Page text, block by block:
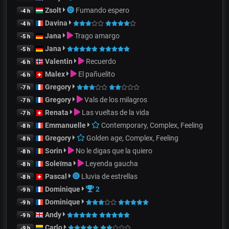
-4 h Zsolt Fumando espero
-4 h Davina
-5 h Jana Trago amargo
-5 h Jana
-6 h Valentin Recuerdo
-6 h Malex El pañuelito
-7 h Gregory
-7 h Gregory Vals de los milagros
-7 h Renata Las vueltas de la vida
-8 h Emmanuelle Contemporary, Complex, Feeling
-8 h Gregory Golden age, Complex, Feeling
-8 h Sorin No le digas que la quiero
-8 h Soleïma Leyenda gaucha
-8 h Pascal Lluvia de estrellas
-9 h Dominique 2
-9 h Dominique
-9 h Andy
Carlo